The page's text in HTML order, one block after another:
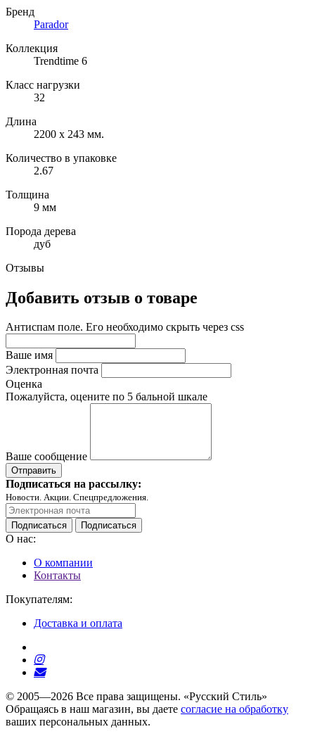
Бренд
Parador
Коллекция
Trendtime 6
Класс нагрузки
32
Длина
2200 x 243 мм.
Количество в упаковке
2.67
Толщина
9 мм
Порода дерева
дуб
Отзывы
Добавить отзыв о товаре
Антиспам поле. Его необходимо скрыть через css
Ваше имя
Электронная почта
Оценка
Пожалуйста, оцените по 5 бальной шкале
Ваше сообщение
Подписаться на рассылку:
Новости. Акции. Спецпредложения.
Подписаться Подписаться
О нас:
О компании
Контакты
Покупателям:
Доставка и оплата
© 2005—2026 Все права защищены. «Русский Стиль»
Обращаясь в наш магазин, вы даете согласие на обработку
ваших персональных данных.